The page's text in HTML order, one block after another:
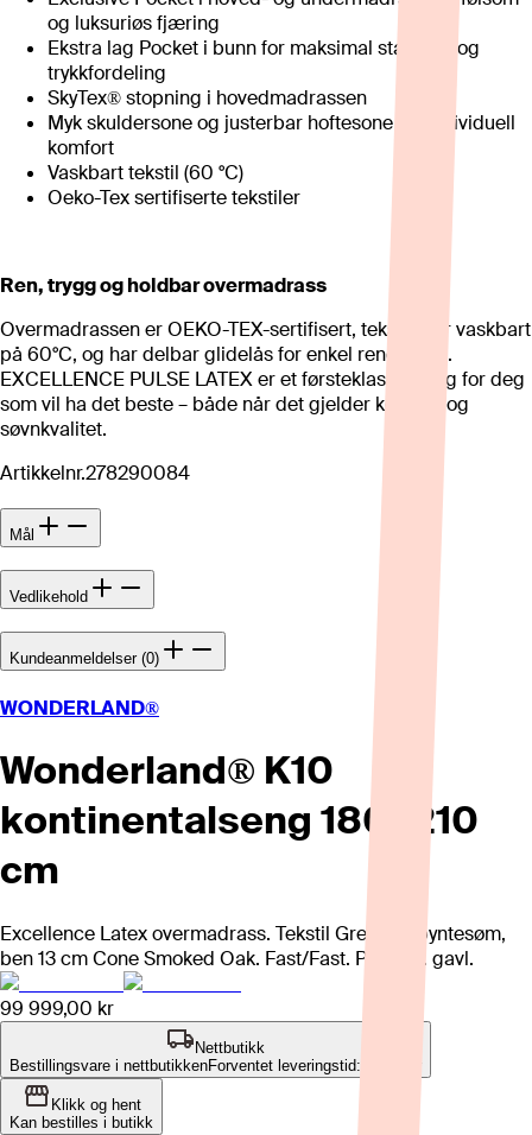
og luksuriøs fjæring
Ekstra lag Pocket i bunn for maksimal stabilitet og
trykkfordeling
SkyTex® stopning i hovedmadrassen
Myk skuldersone og justerbar hoftesone for individuell
komfort
Vaskbart tekstil (60 °C)
Oeko-Tex sertifiserte tekstiler
Ren, trygg og holdbar overmadrass
Overmadrassen er OEKO-TEX-sertifisert, tekstilet er vaskbart
på 60°C, og har delbar glidelås for enkel rengjøring.
EXCELLENCE PULSE LATEX er et førsteklasses valg for deg
som vil ha det beste – både når det gjelder komfort og
søvnkvalitet.
Artikkelnr.278290084
Mål
Vedlikehold
Kundeanmeldelser (0)
WONDERLAND®
Wonderland® K10
kontinentalseng 180x210
cm
Excellence Latex overmadrass. Tekstil Green m/pyntesøm,
ben 13 cm Cone Smoked Oak. Fast/Fast. Pris eks. gavl.
99 999,00 kr
Nettbutikk
Bestillingsvare i nettbutikkenForventet leveringstid: 4-8 uker
Klikk og hent
Kan bestilles i butikk